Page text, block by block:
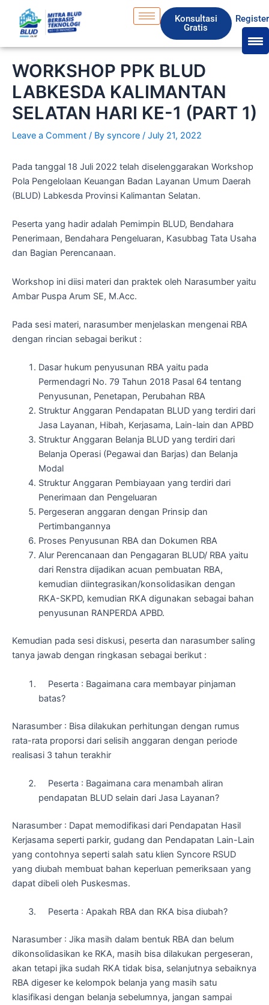
content
Konsultasi
Gratis
Register
WORKSHOP PPK BLUD
LABKESDA KALIMANTAN
SELATAN HARI KE-1 (PART 1)
Leave a Comment / By syncore / July 21, 2022
Pada tanggal 18 Juli 2022 telah diselenggarakan Workshop
Pola Pengelolaan Keuangan Badan Layanan Umum Daerah
(BLUD) Labkesda Provinsi Kalimantan Selatan.
Peserta yang hadir adalah Pemimpin BLUD, Bendahara
Penerimaan, Bendahara Pengeluaran, Kasubbag Tata Usaha
dan Bagian Perencanaan.
Workshop ini diisi materi dan praktek oleh Narasumber yaitu
Ambar Puspa Arum SE, M.Acc.
Pada sesi materi, narasumber menjelaskan mengenai RBA
dengan rincian sebagai berikut :
Dasar hukum penyusunan RBA yaitu pada
Permendagri No. 79 Tahun 2018 Pasal 64 tentang
Penyusunan, Penetapan, Perubahan RBA
Struktur Anggaran Pendapatan BLUD yang terdiri dari
Jasa Layanan, Hibah, Kerjasama, Lain-lain dan APBD
Struktur Anggaran Belanja BLUD yang terdiri dari
Belanja Operasi (Pegawai dan Barjas) dan Belanja
Modal
Struktur Anggaran Pembiayaan yang terdiri dari
Penerimaan dan Pengeluaran
Pergeseran anggaran dengan Prinsip dan
Pertimbangannya
Proses Penyusunan RBA dan Dokumen RBA
Alur Perencanaan dan Pengagaran BLUD/ RBA yaitu
dari Renstra dijadikan acuan pembuatan RBA,
kemudian diintegrasikan/konsolidasikan dengan
RKA-SKPD, kemudian RKA digunakan sebagai bahan
penyusunan RANPERDA APBD.
Kemudian pada sesi diskusi, peserta dan narasumber saling
tanya jawab dengan ringkasan sebagai berikut :
Peserta : Bagaimana cara membayar pinjaman
batas?
Narasumber : Bisa dilakukan perhitungan dengan rumus
rata-rata proporsi dari selisih anggaran dengan periode
realisasi 3 tahun terakhir
Peserta : Bagaimana cara menambah aliran
pendapatan BLUD selain dari Jasa Layanan?
Narasumber : Dapat memodifikasi dari Pendapatan Hasil
Kerjasama seperti parkir, gudang dan Pendapatan Lain-Lain
yang contohnya seperti salah satu klien Syncore RSUD
yang diubah membuat bahan keperluan pemeriksaan yang
dapat dibeli oleh Puskesmas.
Peserta : Apakah RBA dan RKA bisa diubah?
Narasumber : Jika masih dalam bentuk RBA dan belum
dikonsolidasikan ke RKA, masih bisa dilakukan pergeseran,
akan tetapi jika sudah RKA tidak bisa, selanjutnya sebaiknya
RBA digeser ke kelompok belanja yang masih satu
klasifikasi dengan belanja sebelumnya, jangan sampai
c
h